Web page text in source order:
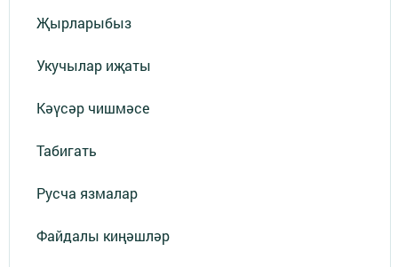
Җырларыбыз
Укучылар иҗаты
Кәүсәр чишмәсе
Табигать
Русча язмалар
Файдалы киңәшләр